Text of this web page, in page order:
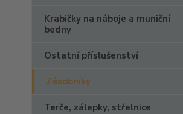
Krabičky na náboje a muniční
bedny
Ostatní příslušenství
Zásobníky
Terče, zálepky, střelnice